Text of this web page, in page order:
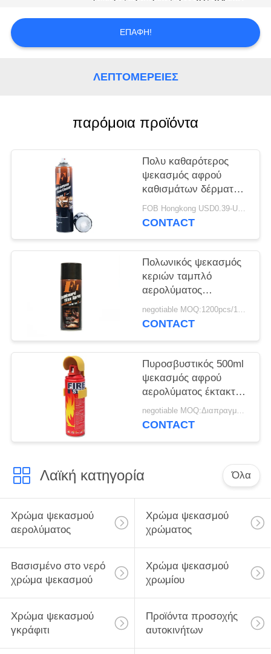
ΈΝΑ
ΑΠΌΣΠΑΣΜΑ
PRIVACY
ΕΠΑΦΉ!
ΛΕΠΤΟΜΈΡΕΙΕΣ
παρόμοια προϊόντα
Πολυ καθαρότερος
ψεκασμός αφρού
καθισμάτων δέρματος
αυτοκινήτων σκοπούFOB Hongkong USD0.39-USD0.59 per piece MOQ:12000pcs/500ctns
CONTACT
Πολωνικός ψεκασμός
κεριών ταμπλό
αερολύματος
αυτοκινήτων
εσωτερικός
negotiable MOQ:1200pcs/100ctns για κάθε χρώμα
CONTACT
Πυροσβυστικός 500ml
ψεκασμός αφρού
αερολύματος έκτακτης
ανάγκης
negotiable MOQ:Διαπραγματεύσιμος
CONTACT
Λαϊκή κατηγορία Όλα
Χρώμα ψεκασμού
αερολύματος
Χρώμα ψεκασμού
χρώματος
Βασισμένο στο νερό
χρώμα ψεκασμού
Χρώμα ψεκασμού
χρωμίου
Χρώμα ψεκασμού
γκράφιτι
Προϊόντα προσοχής
αυτοκινήτων